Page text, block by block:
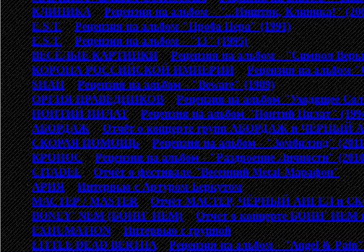
КЛИНИКА>Рецензия на альбом - "...Ништяк, Клиника!"
E.S.T.>Рецензия на альбом "Проба Пера" (1991)
E.S.T.>Рецензия на альбом - "13" (1995)
ВЕСЁЛЫЕ КАРТИНКИ>Рецензия на альбом - "Символ
КОРОНА РОССИЙСКОЙ ИМПЕРИИ>Рецензия на альбом
SHAH>Рецензия на альбом - "Beware" (1989)
ОРГИЯ ПРАВЕДНИКОВ>Рецензия на альбом "Уходящее
ПОНТИЙ ПИЛАТ>Рецензия на альбом "Понтий Пилат"
АБОРДАЖ>Отчёт о концерте групп АБОРДАЖ и ЧЁРНЫЙ
СКОРАЯ ПОМОЩЬ>Рецензия на альбом - "Зомбилэнд"
КРОНОС>Рецензия на альбом - "Раздвоение Личности"
CITADEL>Отчёт о фестивале "Весенний Metal-Марафон"
АРИЯ>Интервью с Артуром Беркутом
МАСТЕР / MASTER>Отчёт МАСТЕР, ЧЁРНЫЙ АНГЕЛ и
BONEY' NEM (БОНИ' НЕМ)>Отчет о концерте БОНИ'
EXHUMATION>Интервью с группой
LITTLE DEAD BERTHA>Рецензия на альбом - "Angel &